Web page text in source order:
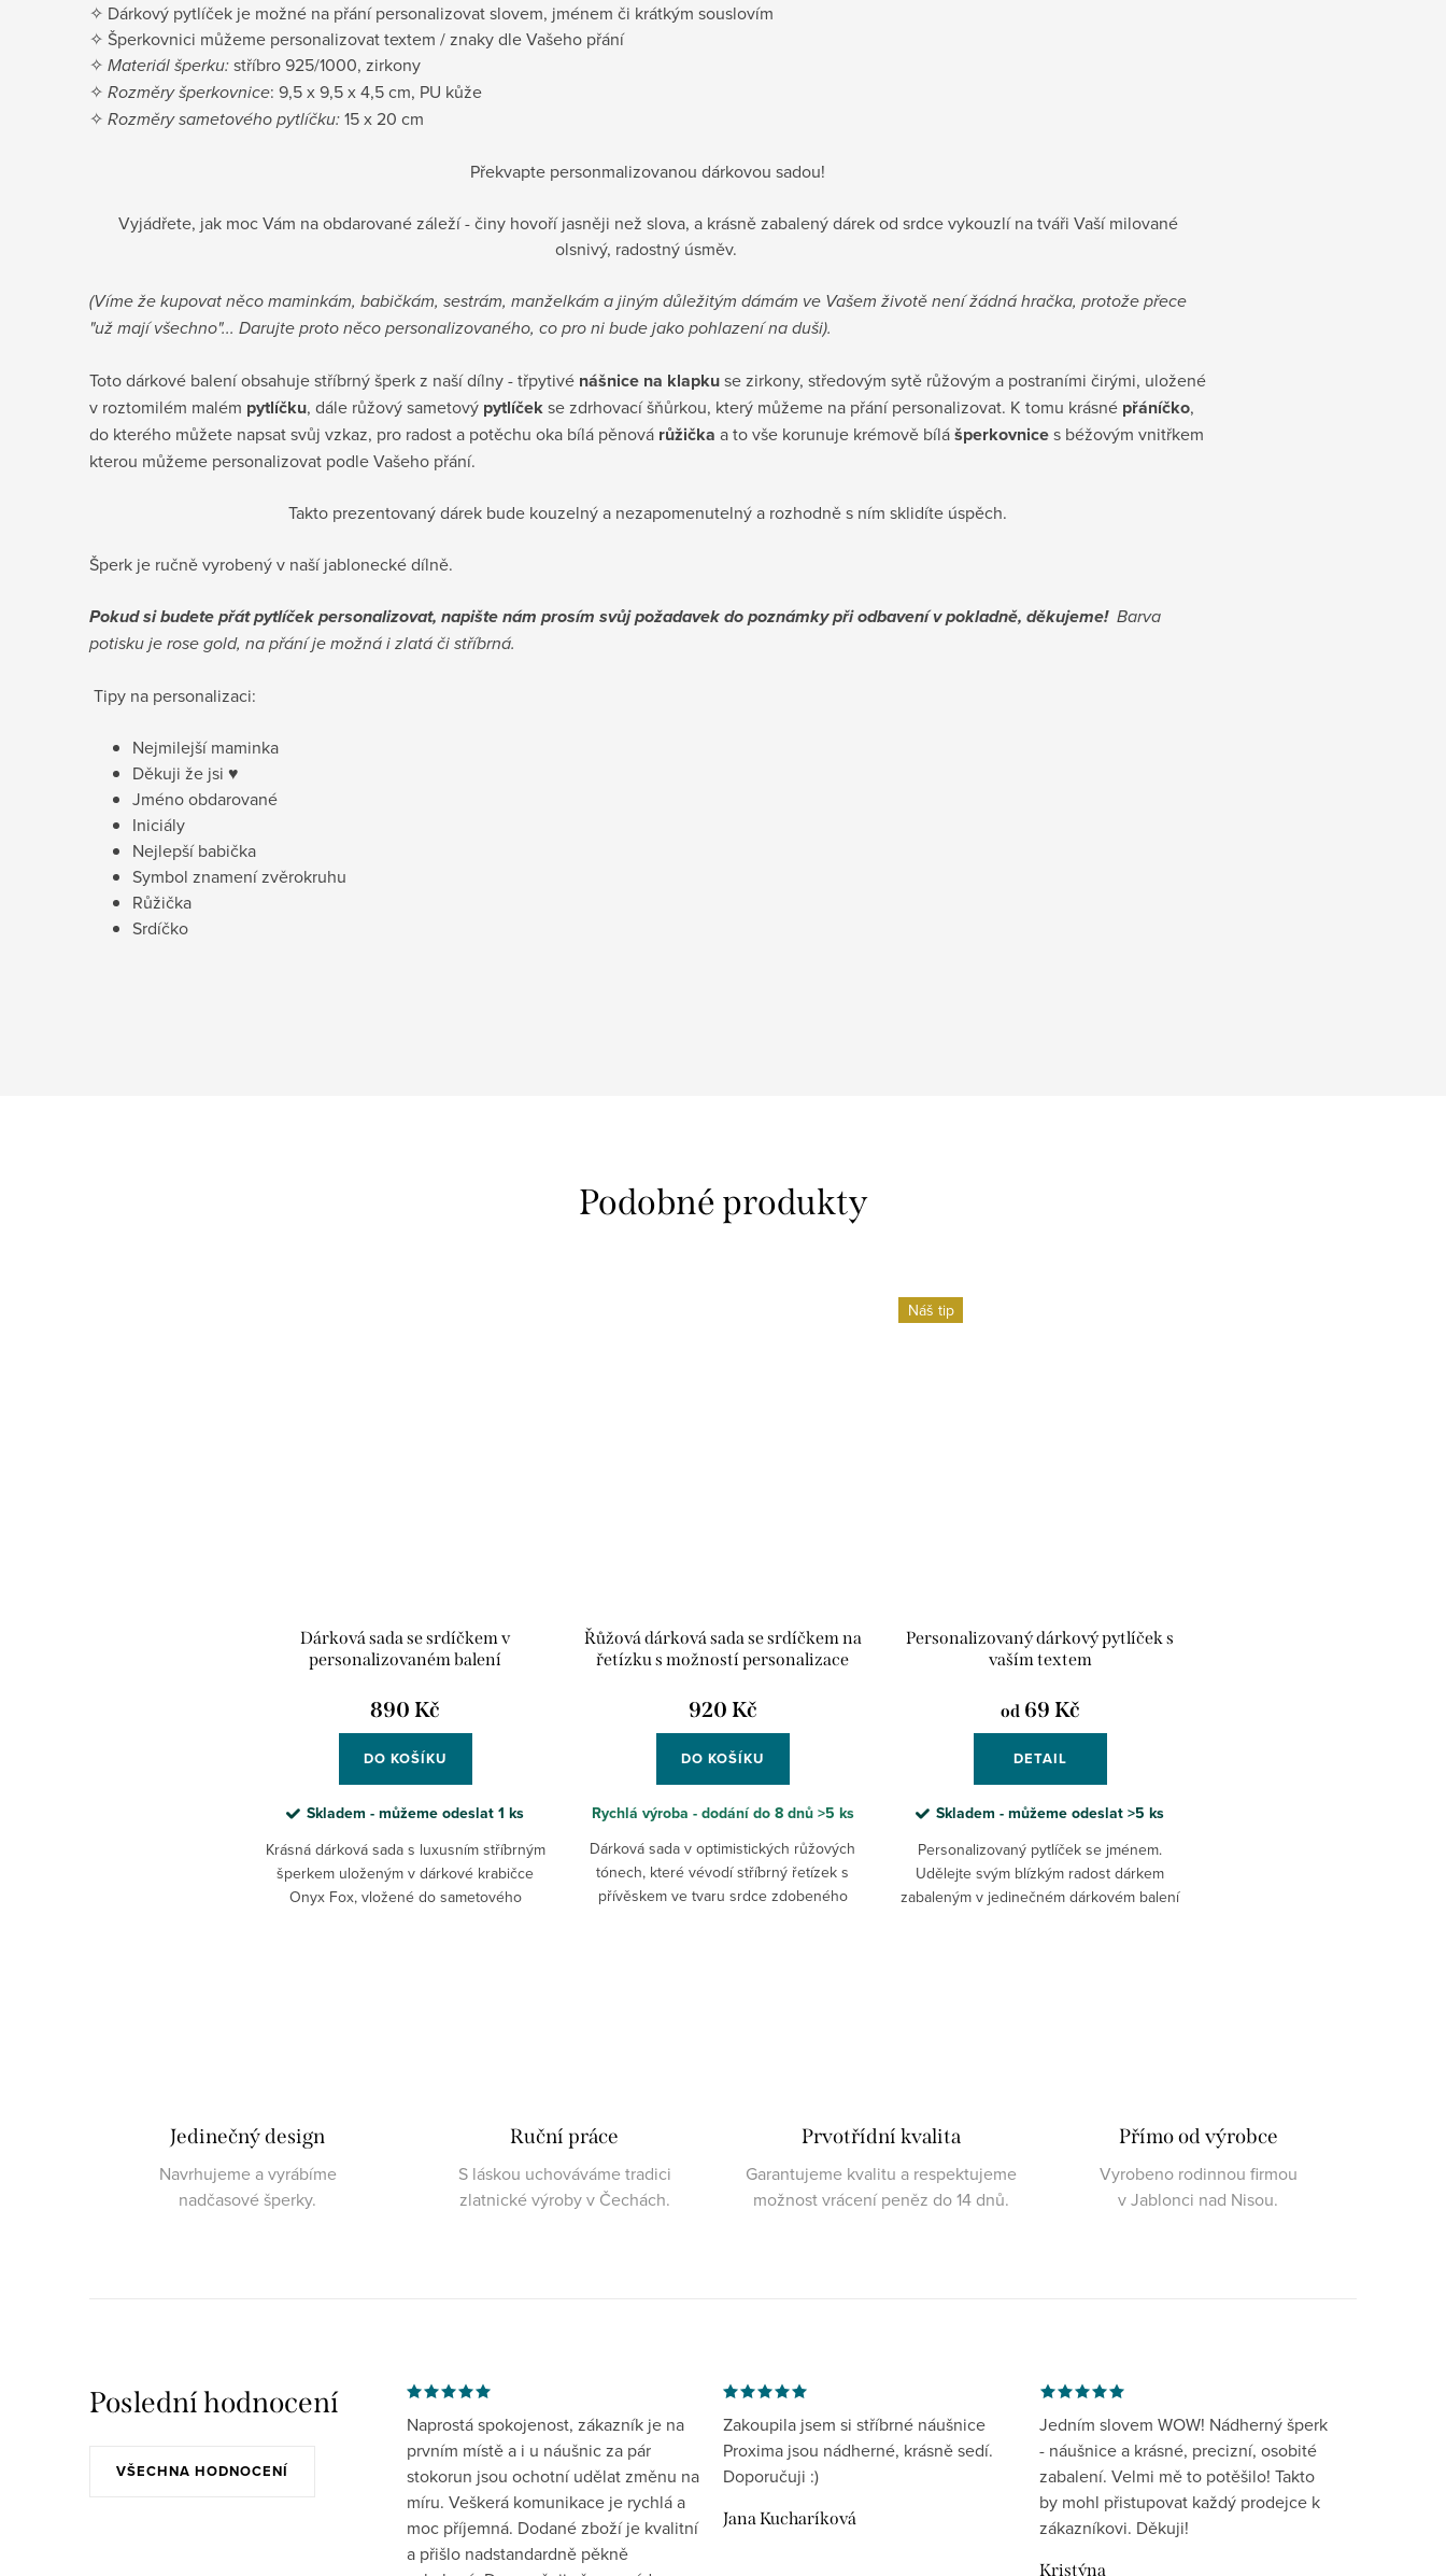
✧ Dárkový pytlíček je možné na přání personalizovat slovem, jménem či krátkým souslovím
✧ Šperkovnici můžeme personalizovat textem / znaky dle Vašeho přání
✧ Materiál šperku:stříbro 925/1000, zirkony
✧ Rozměry šperkovnice: 9,5 x 9,5 x 4,5 cm, PU kůže
✧ Rozměry sametového pytlíčku:15 x 20 cm
Překvapte personmalizovanou dárkovou sadou!
Vyjádřete, jak moc Vám na obdarované záleží - činy hovoří jasněji než slova, a krásně zabalený dárek od srdce vykouzlí na tváři Vaší milované
olsnivý, radostný úsměv.
(Víme že kupovat něco maminkám, babičkám, sestrám, manželkám a jiným důležitým dámám ve Vašem životě není žádná hračka, protože přece
"už mají všechno"... Darujte proto něco personalizovaného, co pro ni bude jako pohlazení na duši).
Toto dárkové balení obsahuje stříbrný šperk z naší dílny - třpytivé nášnice na klapkuse zirkony, středovým sytě růžovým a postraními čirými, uložené
v roztomilém malém pytlíčku, dále růžový sametový pytlíčekse zdrhovací šňůrkou, který můžeme na přání personalizovat. K tomu krásné přáníčko,
do kterého můžete napsat svůj vzkaz, pro radost a potěchu oka bílá pěnová růžička a to vše korunuje krémově bílášperkovnices béžovým vnitřkem
kterou můžeme personalizovat podle Vašeho přání.
Takto prezentovaný dárek bude kouzelný a nezapomenutelný a rozhodně s ním sklidíte úspěch.
Šperk je ručně vyrobený v naší jablonecké dílně.
Pokud si budete přát pytlíček personalizovat, napište nám prosím svůj požadavek do poznámky při odbavení v pokladně, děkujeme! Barva
potisku je rose gold, na přání je možná i zlatá či stříbrná.
Tipy na personalizaci:
Nejmilejší maminka
Děkuji že jsi ♥
Jméno obdarované
Iniciály
Nejlepší babička
Symbol znamení zvěrokruhu
Růžička
Srdíčko
Dárková sada se srdíčkem v
personalizovaném balení
890 Kč
DO KOŠÍKU
Skladem - můžeme odeslat1 ks
Krásná dárková sada s luxusním stříbrným
šperkem uloženým v dárkové krabičce
Onyx Fox, vložené do sametového
Řůžová dárková sada se srdíčkem na
řetízku s možností personalizace
920 Kč
DO KOŠÍKU
Rychlá výroba - dodání do 8 dnů>5 ks
Dárková sada v optimistických růžových
tónech, které vévodí stříbrný řetízek s
přívěskem ve tvaru srdce zdobeného
Náš tip
Personalizovaný dárkový pytlíček s
vaším textem
od69 Kč
DETAIL
Skladem - můžeme odeslat>5 ks
Personalizovaný pytlíček se jménem.
Udělejte svým blízkým radost dárkem
zabaleným v jedinečném dárkovém balení
Jedinečný design
Navrhujeme a vyrábíme
nadčasové šperky.
Ruční práce
S láskou uchováváme tradici
zlatnické výroby v Čechách.
Prvotřídní kvalita
Garantujeme kvalitu a respektujeme
možnost vrácení peněz do 14 dnů.
Přímo od výrobce
Vyrobeno rodinnou firmou
v Jablonci nad Nisou.
Poslední hodnocení
VŠECHNA HODNOCENÍ
Naprostá spokojenost, zákazník je na
prvním místě a i u náušnic za pár
stokorun jsou ochotní udělat změnu na
míru. Veškerá komunikace je rychlá a
moc příjemná. Dodané zboží je kvalitní
a přišlo nadstandardně pěkně
Zakoupila jsem si stříbrné náušnice
Proxima jsou nádherné, krásně sedí.
Doporučuji :)
Jana Kucharíková
Jedním slovem WOW! Nádherný šperk
- náušnice a krásné, precizní, osobité
zabalení. Velmi mě to potěšilo! Takto
by mohl přistupovat každý prodejce k
zákazníkovi. Děkuji!
Kristýna